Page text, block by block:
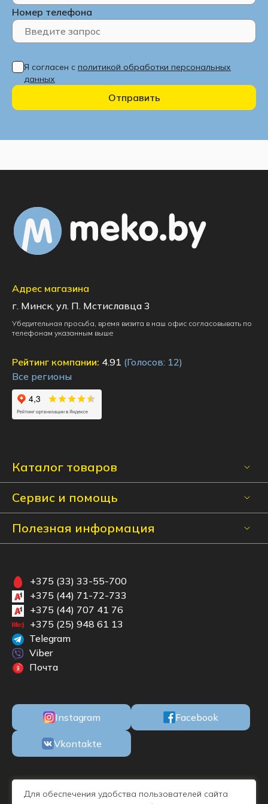
использования, включая детей. Основные преимущества:
высокая прочность, стойкость к температуре и долгий
срок службы. Наши кухни соответствуют ГОСТУ 16371-
Наши специалисты могут создать 3D
дизайн-проект кухни под Ваши размеры и
предложенных фабрикой модулей и
Номер телефона
Я согласен с политикой обработки персональных
данных
Отправить
Каталог товаров
Сервис и помощь
Полезная информация
Адрес магазина
г. Минск, ул. П. Мстиславца 3
Убедительная просьба, время визита в наш офис согласовывать по
телефонам указанным выше
Рейтинг компании: 4.91 (Голосов: 12)
Все регионы
+375 (33) 33-55-700
+375 (44) 71-72-733
+375 (44) 707 41 76
+375 (25) 948 61 13
Telegram
Viber
Почта
Instagram Facebook
Vkontakte
Для обеспечения удобства пользователей сайта
ООО «БКМЕБЕЛЬ» Республика Беларусь, 220100, г. Минск, ул. М.